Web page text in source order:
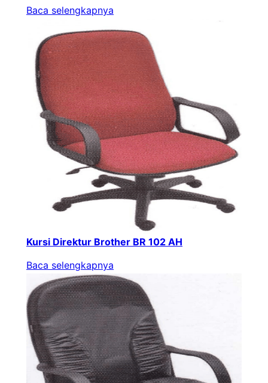
Baca selengkapnya
Kursi Direktur Brother BR 102 AH
Baca selengkapnya